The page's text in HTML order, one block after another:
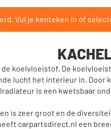
Vul je kenteken in of
koelvloeistof. De
lucht het interieur in. Door
is een kwetsbaar
is zeer groot en de
carpartsdirect.nl een